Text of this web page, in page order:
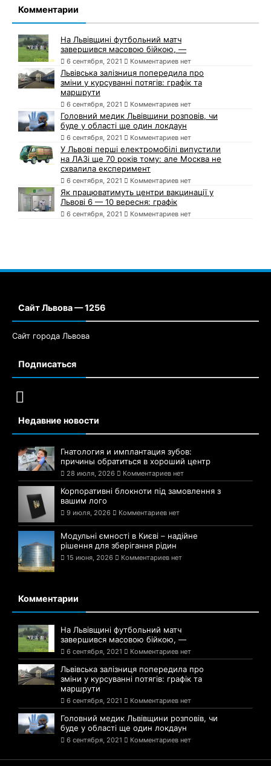
Комментарии
На Львівщині футбольний матч
завершився масовою бійкою, —
6 сентября, 2021 Комментариев нет
Львівська залізниця попередила про
зміни у курсуванні потягів: графік та
маршрути
6 сентября, 2021 Комментариев нет
Головний медик Львівщини розповів, чи
буде у області ще один локдаун
6 сентября, 2021 Комментариев нет
У Львові перші електромобілі випустили
на ЛАЗі ще 70 років тому: але Москва не
схвалила експеримент
6 сентября, 2021 Комментариев нет
Як працюватимуть центри вакцинації у
Львові 6 — 10 вересня: графік
6 сентября, 2021 Комментариев нет
Сайт Львова — 1256
Сайт города Львова
Подписаться
Недавние новости
Гнатология и имплантация зубов:
причины обратиться в хороший центр
28 июля, 2026 Комментариев нет
Корпоративні блокноти під замовлення з
вашим лого
9 июля, 2026 Комментариев нет
Модульні ємності в Києві – надійне
рішення для зберігання рідин
15 июня, 2026 Комментариев нет
Комментарии
На Львівщині футбольний матч
завершився масовою бійкою, —
6 сентября, 2021 Комментариев нет
Львівська залізниця попередила про
зміни у курсуванні потягів: графік та
маршрути
6 сентября, 2021 Комментариев нет
Головний медик Львівщини розповів, чи
буде у області ще один локдаун
6 сентября, 2021 Комментариев нет